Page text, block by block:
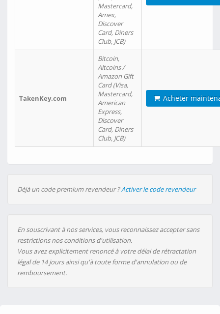
Mastercard,
Amex,
Discover
Card, Diners
Club, JCB)
TakenKey.com
Bitcoin,
Altcoins /
Amazon Gift
Card (Visa,
Mastercard,
American
Express,
Discover
Card, Diners
Club, JCB)
Acheter
Déjà un code premium revendeur ?Activer le code revendeur
En souscrivant à nos services, vous reconnaissez accepter sans
restrictions nos conditions d'utilisation.
Vous avez explicitement renoncé à votre délai de rétractation
légal de 14 jours ainsi qu'à toute forme d'annulation ou de
remboursement.